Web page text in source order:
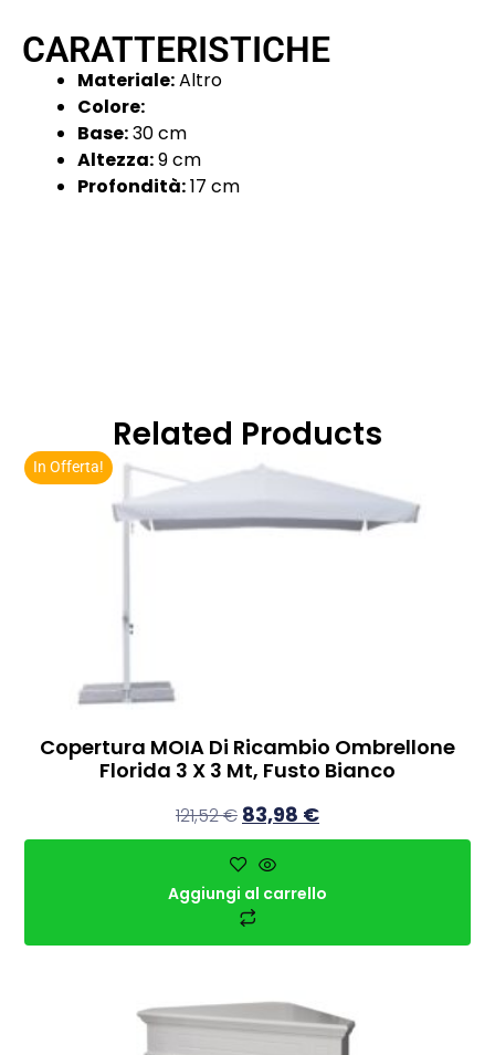
CARATTERISTICHE
Materiale:Altro
Colore:
Base:30 cm
Altezza:9 cm
Profondità:17 cm
Related Products
In Offerta!
Copertura MOIA Di Ricambio Ombrellone
Florida 3 X 3 Mt, Fusto Bianco
121,52€ 83,98 €
Aggiungi al carrello